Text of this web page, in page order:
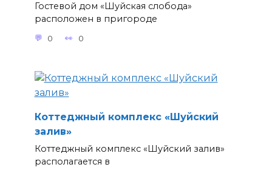
Гостевой дом «Шуйская слобода»
расположен в пригороде
0 0
Коттеджный комплекс «Шуйский
залив»
Коттеджный комплекс «Шуйский залив»
располагается в